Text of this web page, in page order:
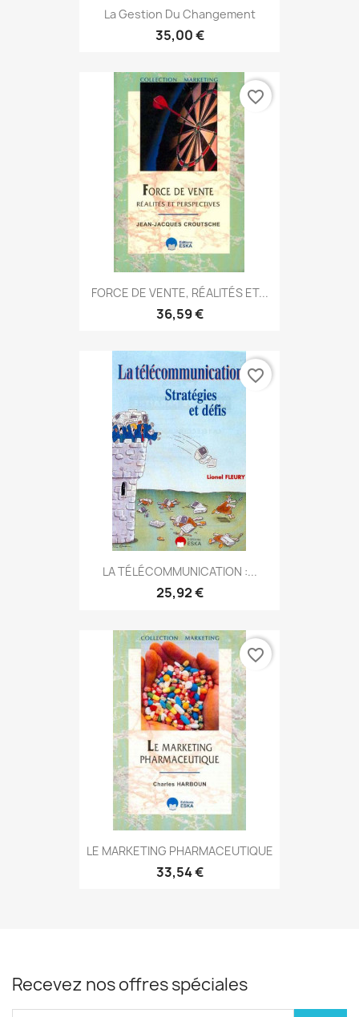
La Gestion Du Changement
35,00 €
FORCE DE VENTE, RÉALITÉS ET...
36,59 €
favorite_border
LA TÉLÉCOMMUNICATION :...
25,92 €
favorite_border
LE MARKETING PHARMACEUTIQUE
33,54 €
favorite_border
Recevez nos offres spéciales